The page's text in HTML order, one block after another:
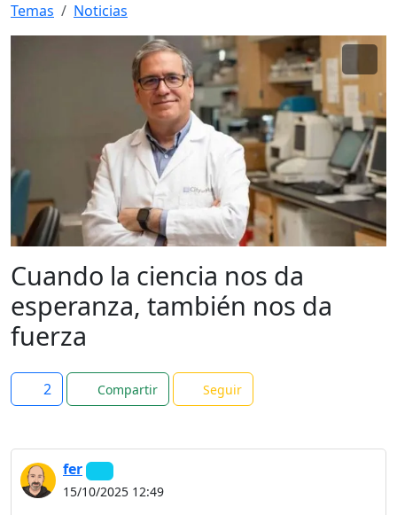
Temas Noticias
Cuando la ciencia nos da
esperanza, también nos da
fuerza
2 Compartir Seguir
fer
15/10/2025 12:49